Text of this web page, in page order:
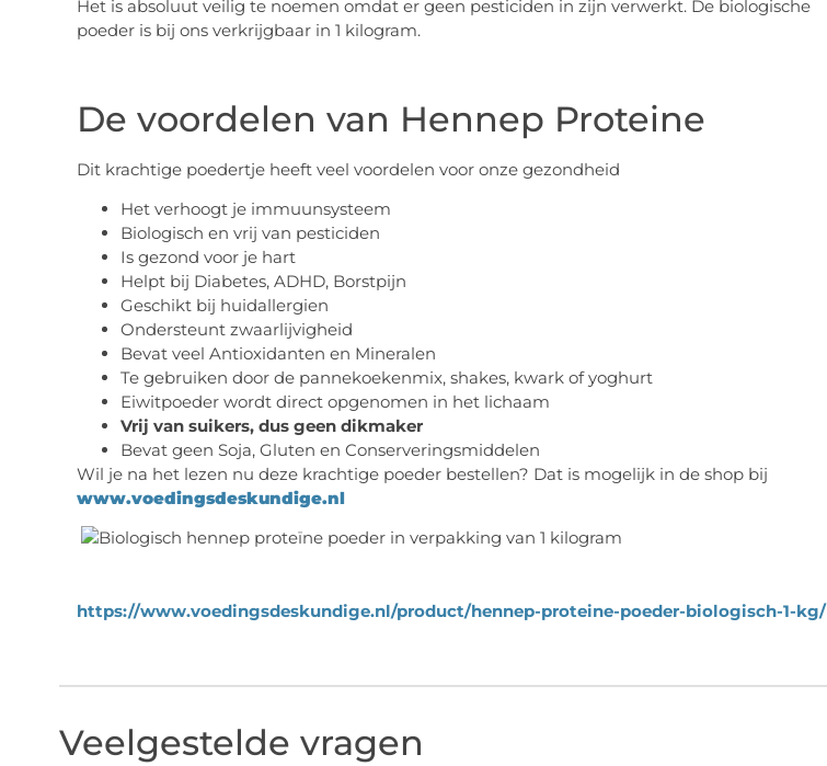
Het is absoluut veilig te noemen omdat er geen pesticiden in zijn verwerkt. De biologische
poeder is bij ons verkrijgbaar in 1 kilogram.
De voordelen van Hennep Proteine
Dit krachtige poedertje heeft veel voordelen voor onze gezondheid
Het verhoogt je immuunsysteem
Biologisch en vrij van pesticiden
Is gezond voor je hart
Helpt bij Diabetes, ADHD, Borstpijn
Geschikt bij huidallergien
Ondersteunt zwaarlijvigheid
Bevat veel Antioxidanten en Mineralen
Te gebruiken door de pannekoekenmix, shakes, kwark of yoghurt
Eiwitpoeder wordt direct opgenomen in het lichaam
Vrij van suikers, dus geen dikmaker
Bevat geen Soja, Gluten en Conserveringsmiddelen
Wil je na het lezen nu deze krachtige poeder bestellen? Dat is mogelijk in de shop bij
www.voedingsdeskundige.nl
https://www.voedingsdeskundige.nl/product/hennep-proteine-poeder-biologisch-1-kg/
Veelgestelde vragen